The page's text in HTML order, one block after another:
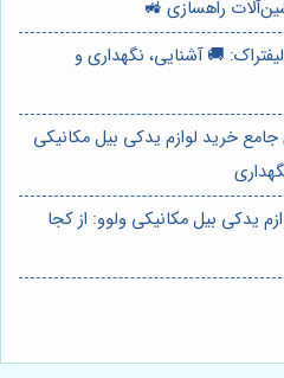
راهسازی 🚜
🚚 آشنایی، نگهداری و
جامع خرید لوازم یدکی بیل مکانیکی
یدکی بیل مکانیکی ولوو: از کجا